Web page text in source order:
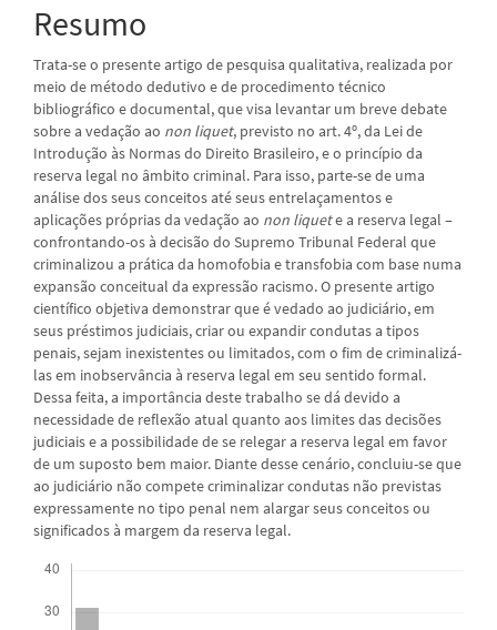
Resumo
Trata-se o presente artigo de pesquisa qualitativa, realizada por
meio de método dedutivo e de procedimento técnico
bibliográfico e documental, que visa levantar um breve debate
sobre a vedação ao non liquet, previsto no art. 4º, da Lei de
Introdução às Normas do Direito Brasileiro, e o princípio da
reserva legal no âmbito criminal. Para isso, parte-se de uma
análise dos seus conceitos até seus entrelaçamentos e
aplicações próprias da vedação ao non liquete a reserva legal –
confrontando-os à decisão do Supremo Tribunal Federal que
criminalizou a prática da homofobia e transfobia com base numa
expansão conceitual da expressão racismo. O presente artigo
científico objetiva demonstrar que é vedado ao judiciário, em
seus préstimos judiciais, criar ou expandir condutas a tipos
penais, sejam inexistentes ou limitados, com o fim de criminalizá-
las em inobservância à reserva legal em seu sentido formal.
Dessa feita, a importância deste trabalho se dá devido a
necessidade de reflexão atual quanto aos limites das decisões
judiciais e a possibilidade de se relegar a reserva legal em favor
de um suposto bem maior. Diante desse cenário, concluiu-se que
ao judiciário não compete criminalizar condutas não previstas
expressamente no tipo penal nem alargar seus conceitos ou
significados à margem da reserva legal.